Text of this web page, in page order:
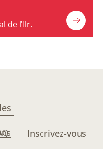
de l'Ilr.
Inscrivez-vous